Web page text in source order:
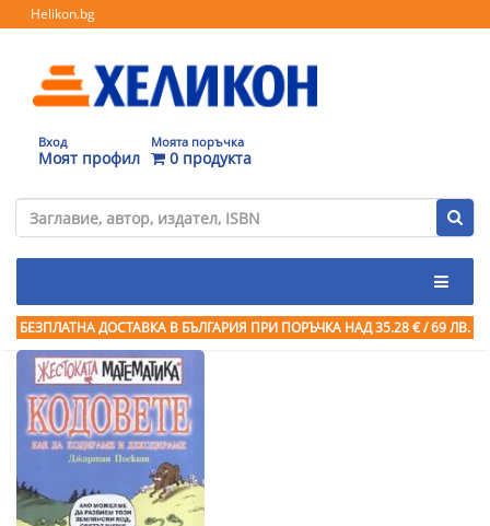
Helikon.bg
Вход
Моят профил
Моята поръчка
0 продукта
БЕЗПЛАТНА ДОСТАВКА В БЪЛГАРИЯ ПРИ ПОРЪЧКА НАД 35.28 € / 69 ЛВ.